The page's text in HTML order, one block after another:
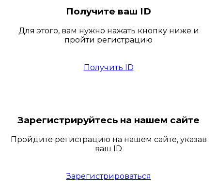
Получите ваш ID
Для этого, вам нужно нажать кнопку ниже и
пройти регистрацию
Получить ID
Зарегистрируйтесь на нашем сайте
Пройдите регистрацию на нашем сайте, указав
ваш ID
Зарегистрироваться